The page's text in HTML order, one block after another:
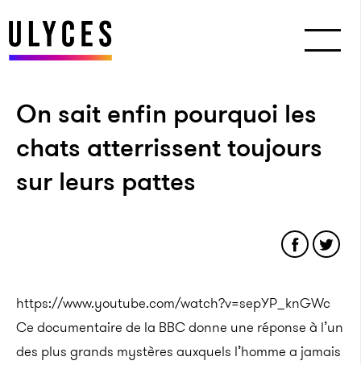
On sait enfin pourquoi les
chats atterrissent toujours
sur leurs pattes
https://www.youtube.com/watch?v=sepYP_knGWc
Ce documentaire de la BBC donne une réponse à l’un
des plus grands mystères auxquels l’homme a jamais